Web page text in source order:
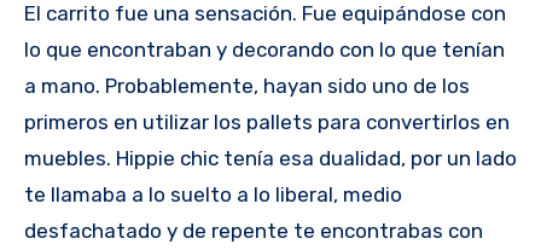
El carrito fue una sensación. Fue equipándose con
lo que encontraban y decorando con lo que tenían
a mano. Probablemente, hayan sido uno de los
primeros en utilizar los pallets para convertirlos en
muebles. Hippie chic tenía esa dualidad, por un lado
te llamaba a lo suelto a lo liberal, medio
desfachatado y de repente te encontrabas con